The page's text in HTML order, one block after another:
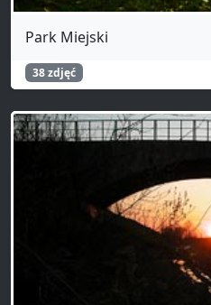
Park Miejski
38 zdjęć